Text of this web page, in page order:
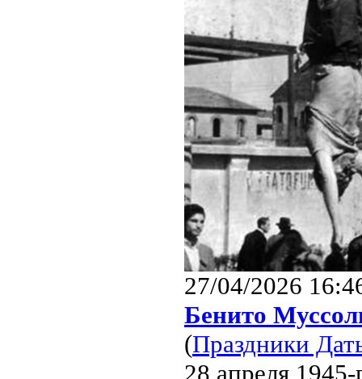
27/04/2026
Бенито
(Праздники
28 апреля